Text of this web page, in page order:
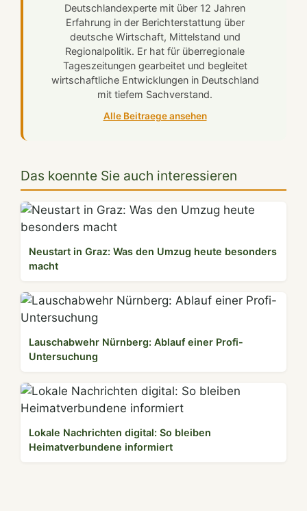
Deutschlandexperte mit über 12 Jahren
Erfahrung in der Berichterstattung über
deutsche Wirtschaft, Mittelstand und
Regionalpolitik. Er hat für überregionale
Tageszeitungen gearbeitet und begleitet
wirtschaftliche Entwicklungen in Deutschland
mit tiefem Sachverstand.
Alle Beitraege ansehen
Das koennte Sie auch interessieren
Neustart in Graz: Was den Umzug heute besonders
macht
Lauschabwehr Nürnberg: Ablauf einer Profi-
Untersuchung
Lokale Nachrichten digital: So bleiben
Heimatverbundene informiert